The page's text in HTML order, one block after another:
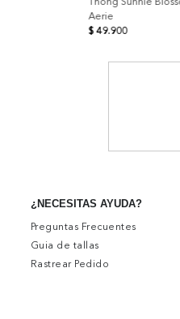
Aerie
$ 49.900
¿NECESITAS AYUDA?
Preguntas Frecuentes
Guia de tallas
Rastrear Pedido